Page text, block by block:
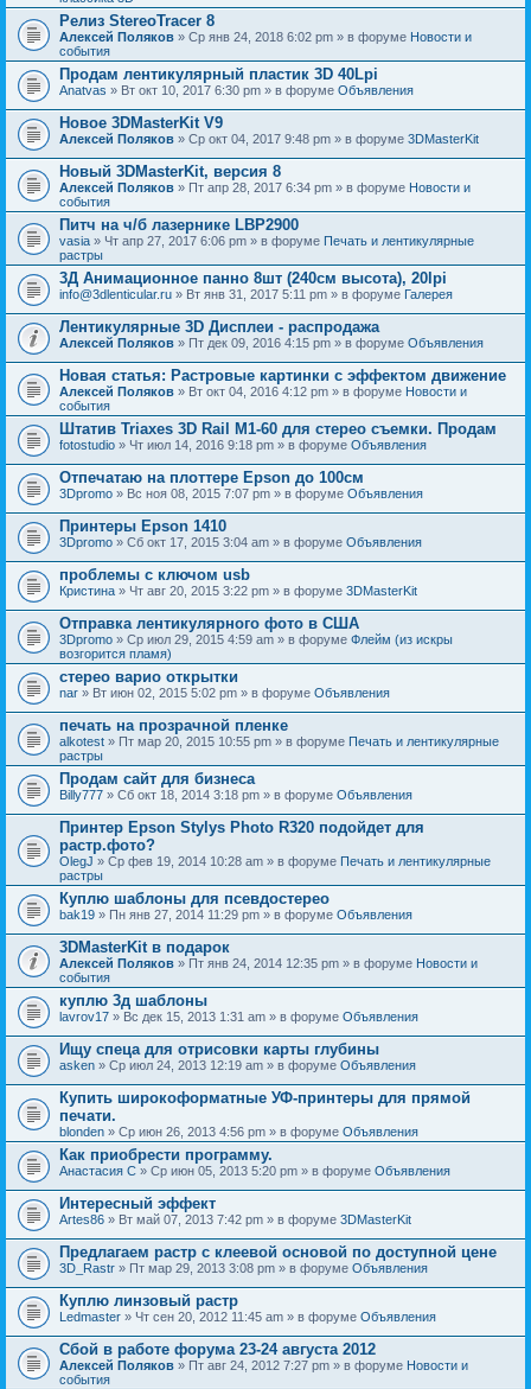
Релиз StereoTracer 8
Алексей Поляков » Ср янв 24, 2018 6:02 pm » в форуме Новости и
события
Продам лентикулярный пластик 3D 40Lpi
Anatvas » Вт окт 10, 2017 6:30 pm » в форуме Объявления
Новое 3DMasterKit V9
Алексей Поляков » Ср окт 04, 2017 9:48 pm » в форуме 3DMasterKit
Новый 3DMasterKit, версия 8
Алексей Поляков » Пт апр 28, 2017 6:34 pm » в форуме Новости и
события
Питч на ч/б лазернике LBP2900
vasia » Чт апр 27, 2017 6:06 pm » в форуме Печать и лентикулярные
растры
3Д Анимационное панно 8шт (240см высота), 20lpi
info@3dlenticular.ru » Вт янв 31, 2017 5:11 pm » в форуме Галерея
Лентикулярные 3D Дисплеи - распродажа
Алексей Поляков » Пт дек 09, 2016 4:15 pm » в форуме Объявления
Новая статья: Растровые картинки с эффектом движение
Алексей Поляков » Вт окт 04, 2016 4:12 pm » в форуме Новости и
события
Штатив Triaxes 3D Rail M1-60 для стерео съемки. Продам
fotostudio » Чт июл 14, 2016 9:18 pm » в форуме Объявления
Отпечатаю на плоттере Epson до 100см
3Dpromo » Вс ноя 08, 2015 7:07 pm » в форуме Объявления
Принтеры Epson 1410
3Dpromo » Сб окт 17, 2015 3:04 am » в форуме Объявления
проблемы с ключом usb
Кристина » Чт авг 20, 2015 3:22 pm » в форуме 3DMasterKit
Отправка лентикулярного фото в США
3Dpromo » Ср июл 29, 2015 4:59 am » в форуме Флейм (из искры
возгорится пламя)
стерео варио открытки
nar » Вт июн 02, 2015 5:02 pm » в форуме Объявления
печать на прозрачной пленке
alkotest » Пт мар 20, 2015 10:55 pm » в форуме Печать и лентикулярные
растры
Продам сайт для бизнеса
Billy777 » Сб окт 18, 2014 3:18 pm » в форуме Объявления
Принтер Epson Stylys Photo R320 подойдет для
растр.фото?
OlegJ » Ср фев 19, 2014 10:28 am » в форуме Печать и лентикулярные
растры
Куплю шаблоны для псевдостерео
bak19 » Пн янв 27, 2014 11:29 pm » в форуме Объявления
3DMasterKit в подарок
Алексей Поляков » Пт янв 24, 2014 12:35 pm » в форуме Новости и
события
куплю 3д шаблоны
lavrov17 » Вс дек 15, 2013 1:31 am » в форуме Объявления
Ищу спеца для отрисовки карты глубины
asken » Ср июл 24, 2013 12:19 am » в форуме Объявления
Купить широкоформатные УФ-принтеры для прямой
печати.
blonden » Ср июн 26, 2013 4:56 pm » в форуме Объявления
Как приобрести программу.
Анастасия С » Ср июн 05, 2013 5:20 pm » в форуме Объявления
Интересный эффект
Artes86 » Вт май 07, 2013 7:42 pm » в форуме 3DMasterKit
Предлагаем растр с клеевой основой по доступной цене
3D_Rastr » Пт мар 29, 2013 3:08 pm » в форуме Объявления
Куплю линзовый растр
Ledmaster » Чт сен 20, 2012 11:45 am » в форуме Объявления
Сбой в работе форума 23-24 августа 2012
Алексей Поляков » Пт авг 24, 2012 7:27 pm » в форуме Новости и
события